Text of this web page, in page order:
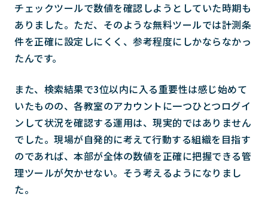
チェックツールで数値を確認しようとしていた時期も
ありました。ただ、そのような無料ツールでは計測条
件を正確に設定しにくく、参考程度にしかならなかっ
たんです。
また、検索結果で3位以内に入る重要性は感じ始めて
いたものの、各教室のアカウントに一つひとつログイ
ンして状況を確認する運用は、現実的ではありません
でした。現場が自発的に考えて行動する組織を目指す
のであれば、本部が全体の数値を正確に把握できる管
理ツールが欠かせない。そう考えるようになりまし
た。